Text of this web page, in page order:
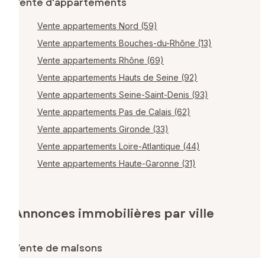
Vente d'appartements
Vente appartements Nord (59)
Vente appartements Bouches-du-Rhône (13)
Vente appartements Rhône (69)
Vente appartements Hauts de Seine (92)
Vente appartements Seine-Saint-Denis (93)
Vente appartements Pas de Calais (62)
Vente appartements Gironde (33)
Vente appartements Loire-Atlantique (44)
Vente appartements Haute-Garonne (31)
Annonces immobilières par ville
Vente de maisons